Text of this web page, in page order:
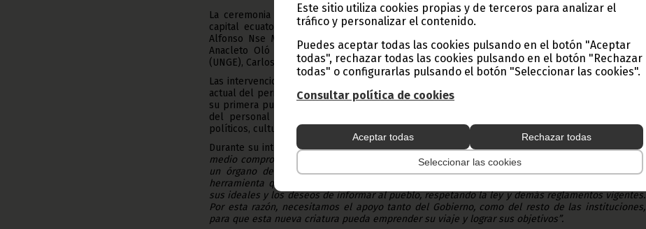
Este sitio utiliza cookies propias y de terceros para analizar el
tráfico y personalizar el contenido.
Puedes aceptar todas las cookies pulsando en el botón "Aceptar
todas", rechazar todas las cookies pulsando en el botón "Rechazar
todas" o configurarlas pulsando el botón "Seleccionar las cookies".
Consultar política de cookies
Aceptar todas Rechazar todas
Seleccionar las cookies
La ceremonia de la presentación oficial del periódico tuvo lugar en el Hotel Bahía II de la
capital ecuatoguineana, bajo la presidencia del Ministro Delegado de Información y Turismo,
Alfonso Nse Mokuy, a quien le secundaban el Consejero Presidencial en Materia de Cultura,
Anacleto Oló Mibuy y el Rector Magnífico de la Universidad Nacional de Guinea Ecuatorial
(UNGE), Carlos Nse Nsuga.
Las intervenciones realizadas en el acto tuvieron como objetivo divulgar la importancia del uso
actual del periódico en diferentes áreas de trabajo. Este medio independiente, quincenal, que en
su primera publicación realizo una tirada de 500 ejemplares, es un periódico en el que el 70%
del personal operativo es estudiante de periodismo, y en él podemos encontrar artículos
políticos, culturales, deportivos…
Durante su intervención Antonio Nsue Adá manifestó que, “El Lector de Guinea Ecuatorial es un
medio comprometido con el desarrollo y los intereses del país, con tendencia a convertirse en
un órgano de publicación diaria. Nuestro objetivo principal es que este periódico sea una
herramienta que refuerce la actividad gubernamental y demás poderes públicos, al igual que
sus ideales y los deseos de informar al pueblo, respetando la ley y demás reglamentos vigentes.
Por esta razón, necesitamos el apoyo tanto del Gobierno, como del resto de las instituciones,
para que esta nueva criatura pueda emprender su viaje y lograr sus objetivos”.